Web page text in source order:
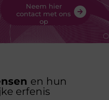
Neem hier
contact met ons
op
en hun
erfenis